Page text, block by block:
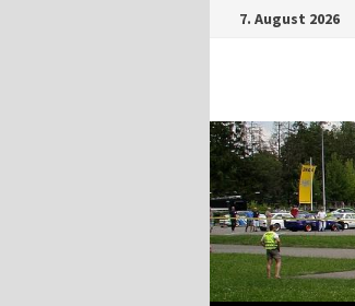
Zum7. August 2026